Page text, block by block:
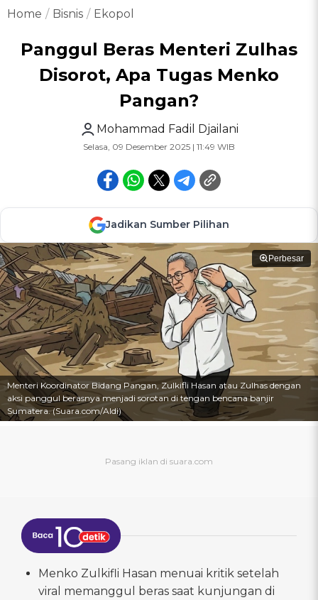
Home Bisnis Ekopol
Panggul Beras Menteri Zulhas
Disorot, Apa Tugas Menko
Pangan?
Mohammad Fadil Djailani
Selasa, 09 Desember 2025 | 11:49 WIB
Jadikan Sumber Pilihan
Perbesar
Menteri Koordinator Bidang Pangan, Zulkifli Hasan atau Zulhas dengan
aksi panggul berasnya menjadi sorotan di tengan bencana banjir
Sumatera. (Suara.com/Aldi)
Menko Zulkifli Hasan menuai kritik setelah
viral memanggul beras saat kunjungan di